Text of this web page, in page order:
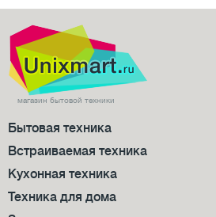
магазин бытовой техники
Бытовая техника
Встраиваемая техника
Кухонная техника
Техника для дома